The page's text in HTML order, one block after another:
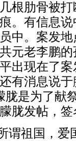
根肋骨被
。有信息
中。案发
元老李鹏
出现在了
有消息说
胧是为了献
胧发帖，签
谓祖国，爱